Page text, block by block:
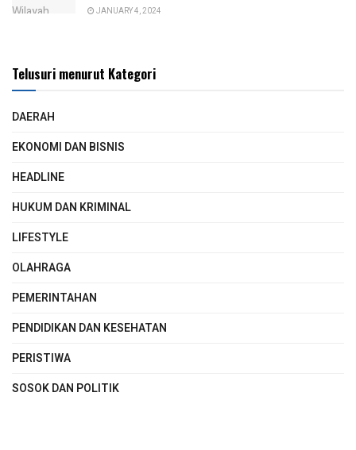
JANUARY 4, 2024
Telusuri menurut Kategori
DAERAH
EKONOMI DAN BISNIS
HEADLINE
HUKUM DAN KRIMINAL
LIFESTYLE
OLAHRAGA
PEMERINTAHAN
PENDIDIKAN DAN KESEHATAN
PERISTIWA
SOSOK DAN POLITIK